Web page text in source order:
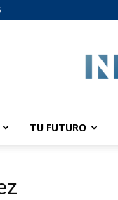
TU FUTURO